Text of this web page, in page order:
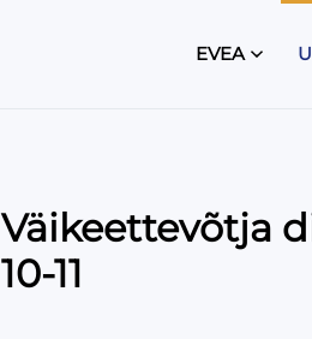
EVEA
Väikeettevõtja
10-11